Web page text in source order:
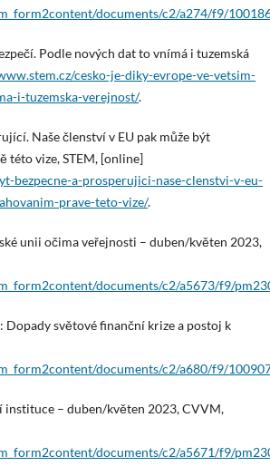
documents/c2/a274/f9/
Podle nových dat to vnímá i tuzemská
cesko-je-diky-evrope-ve-vetsim-
i-tuzemska-verejnost/.
Naše členství v EU pak může být
této vize, STEM, [online]
bezpecne-a-prosperujici-nase-clenstvi-v-eu-
prave-teto-vize/.
unii očima veřejnosti – duben/květen 2023,
documents/c2/a5673/f9/
Dopady světové finanční krize a postoj k
documents/c2/a680/f9/
instituce – duben/květen 2023, CVVM,
documents/c2/a5671/f9/